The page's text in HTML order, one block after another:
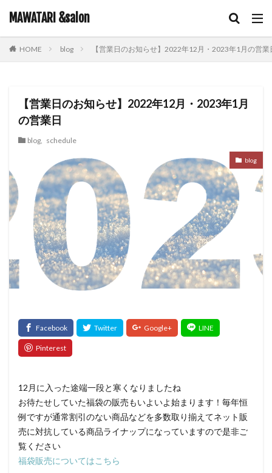
MAWATARI &salon
HOME blog 【営業日のお知らせ】2022年12月・2023年1月の営業
【営業日のお知らせ】2022年12月・2023年1月
の営業日
blog, schedule
blog
12月に入った途端一段と寒くなりましたね
お待たせしていた福袋の販売もいよいよ始まります！毎年恒
例ですが通常割引のない商品などを多数取り揃えてネット販
売に対抗している商品ライナップになっていますので是非ご
覧ください
福袋販売についてはこちら
タグ
お客様お勧め お客様コラボ
アプリエカラー
イルミナカラー
オイルカラー
オラプレックス
コテ巻き
シャンプー
スキンケア
スロウカラー
ドライヤー
ビューティーカレッジ
ヘアケア
メイク
ルビオナカラー
使ってみた！
営業日のお知らせ
新商品
雑談
髪質改善トリートメント
検索